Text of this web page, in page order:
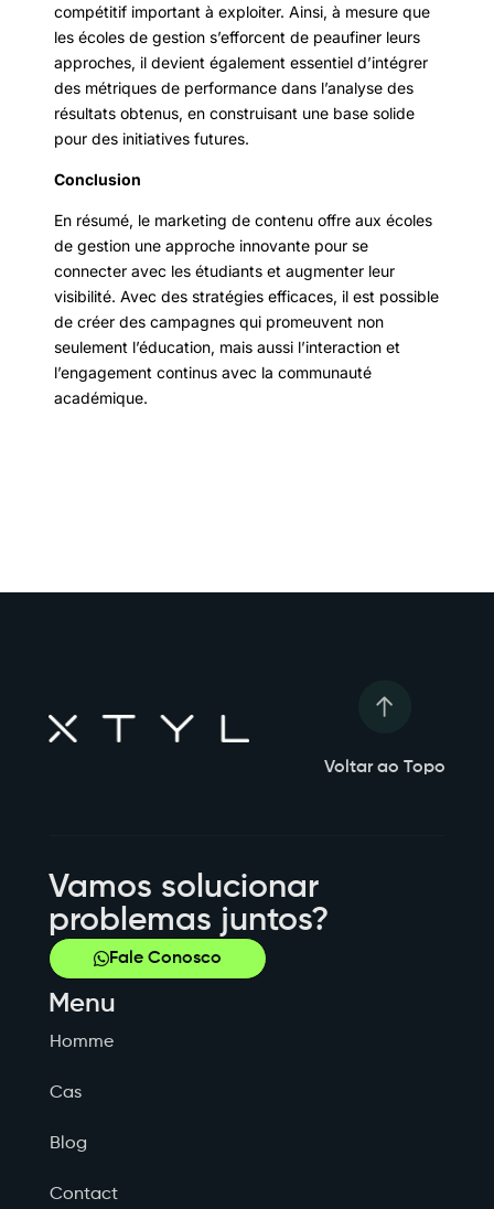
compétitif important à exploiter. Ainsi, à mesure que
les écoles de gestion s’efforcent de peaufiner leurs
approches, il devient également essentiel d’intégrer
des métriques de performance dans l’analyse des
résultats obtenus, en construisant une base solide
pour des initiatives futures.
Conclusion
En résumé, le marketing de contenu offre aux écoles
de gestion une approche innovante pour se
connecter avec les étudiants et augmenter leur
visibilité. Avec des stratégies efficaces, il est possible
de créer des campagnes qui promeuvent non
seulement l’éducation, mais aussi l’interaction et
l’engagement continus avec la communauté
académique.
Voltar ao Topo
Vamos solucionar
problemas juntos?
Fale Conosco
Menu
Homme
Cas
Blog
Contact